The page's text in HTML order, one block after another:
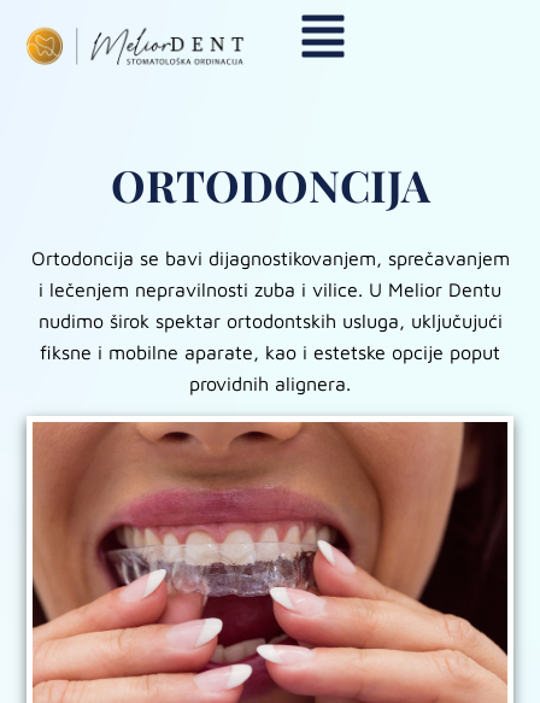
ORTODONCIJA
Ortodoncija se bavi dijagnostikovanjem, sprečavanjem
i lečenjem nepravilnosti zuba i vilice. U Melior Dentu
nudimo širok spektar ortodontskih usluga, uključujući
fiksne i mobilne aparate, kao i estetske opcije poput
providnih alignera.